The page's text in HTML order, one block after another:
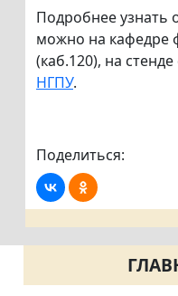
Подробнее узнать
можно на кафедре
(каб.120), на
НГПУ.
Поделиться: